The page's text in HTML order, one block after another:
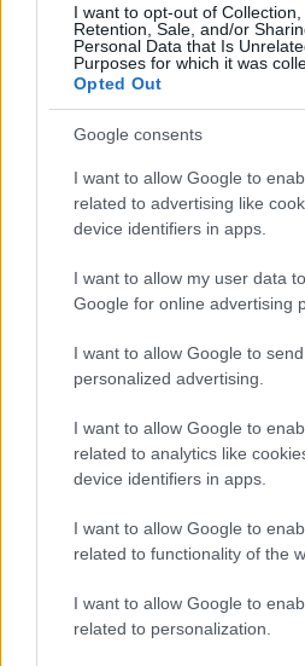
I want to opt-out of Collection,
Retention, Sale, and/or
Personal Data that Is
Purposes for which it was
Opted Out
Google consents
I want to allow Google to
related to advertising like
device identifiers in apps.
I want to allow my user data
Google for online advertising
I want to allow Google to
personalized advertising.
I want to allow Google to
related to analytics like
device identifiers in apps.
I want to allow Google to
related to functionality of the
I want to allow Google to
related to personalization.
sbarre. “Confidiamo nella
di Open Arms dopo la
parte della procura di
speranzoso il giudizio del
spagnolaOscar Camps
della richiesta di sei anni:
quando i pm hanno
sentenza e per Camps si
importante per la giustizia
rimarcando che si parla di
precedenti. Insomma, per
Salvini meriterebbe la
confini, per aver mantenuto
elettori, per aver agito come
leader di sinistra. Qualcuno
al contrario e non avrebbe